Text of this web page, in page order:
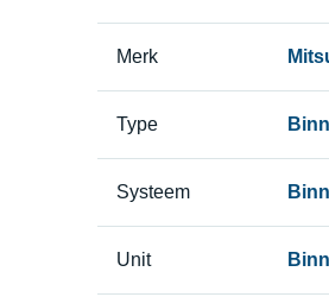
Merk
Type
Systeem
Unit